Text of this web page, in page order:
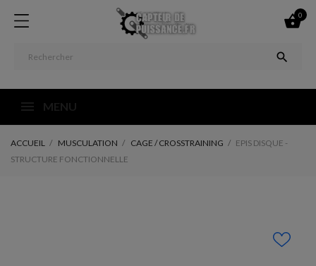

0

MENU
ACCUEIL MUSCULATION CAGE / CROSSTRAINING
EPIS DISQUE -
STRUCTURE FONCTIONNELLE